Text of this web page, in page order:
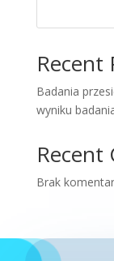
Recent
Badania
wyniku
Recent
Brak